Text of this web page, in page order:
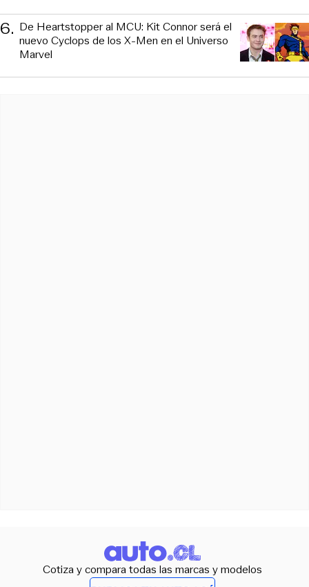
6. De Heartstopper al MCU: Kit Connor será el
nuevo Cyclops de los X-Men en el Universo
Marvel
Cotiza y compara todas las marcas y modelos